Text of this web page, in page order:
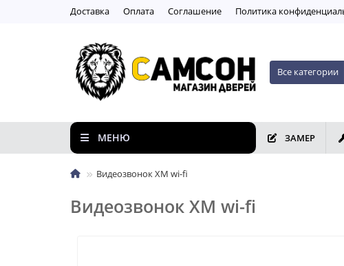
Доставка Оплата Соглашение Пoлитикa
Все категории
МЕНЮ ЗАМЕР
Видеозвонок XM wi-fi
Видеозвонок XM wi-fi